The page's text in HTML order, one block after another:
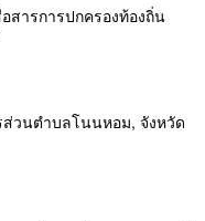
ารการปกครองท้องถิ่น
ส่วนตำบลโนนหอม, จังหวัด